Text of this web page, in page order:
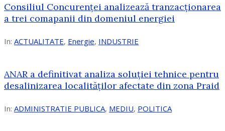
Consiliul Concurenţei analizează tranzacționarea
a trei comapanii din domeniul energiei
In: ACTUALITATE, Energie, INDUSTRIE
ANAR a definitivat analiza soluției tehnice pentru
desalinizarea localităților afectate din zona Praid
In: ADMINISTRATIE PUBLICA, MEDIU, POLITICA